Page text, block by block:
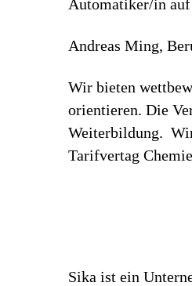
Automatiker/in
Andreas Ming,
Wir bieten
orientieren. Die
Weiterbildung.
Tarifvertag
Sika ist ein